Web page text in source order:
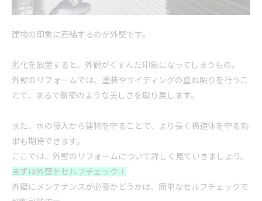
建物の印象に直結するのが外壁です。
劣化を放置すると、外観がくすんだ印象になってしまうもの。
外壁の リフォームでは、塗装やサイディングの重ね貼りを行うこ
とで、まるで新築のような美しさを取り戻します。
また、水の侵入から建物を守ることで、より長く構造体を守る効
果も期待できます。
ここでは、外壁の リフォームについて詳しく見ていきましょう。
まずは外壁をセルフチェック！
外壁にメンテナンスが必要かどうかは、簡単なセルフチェックで